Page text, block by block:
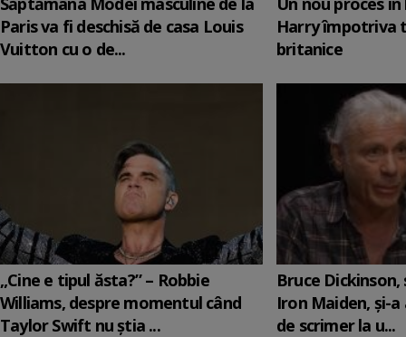
Paris va fi deschisă de casa Louis
Vuitton cu o de...
Harry împotriva
britanice
„Cine e tipul ăsta?” – Robbie
Williams, despre momentul când
Taylor Swift nu știa ...
Bruce
Iron Maiden, şi-
de scrimer la u...